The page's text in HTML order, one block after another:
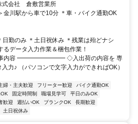
式会社 倉敷営業所
金川駅から車で10分 ＊車・バイク通勤OK
勤のみ ＊土日祝休み ＊残業は殆どナシ
データ入力作業＆梱包作業！
容 ━━━━━━━━ ◇入出荷の内容を 専
力♪ （パソコンで文字入力ができればOK）
婦・主夫歓迎 フリーター歓迎
バイク通勤OK
固定時間制 職場見学可
平日のみOK
歓迎 週払いOK ブランクOK
長期歓迎
土日祝休み